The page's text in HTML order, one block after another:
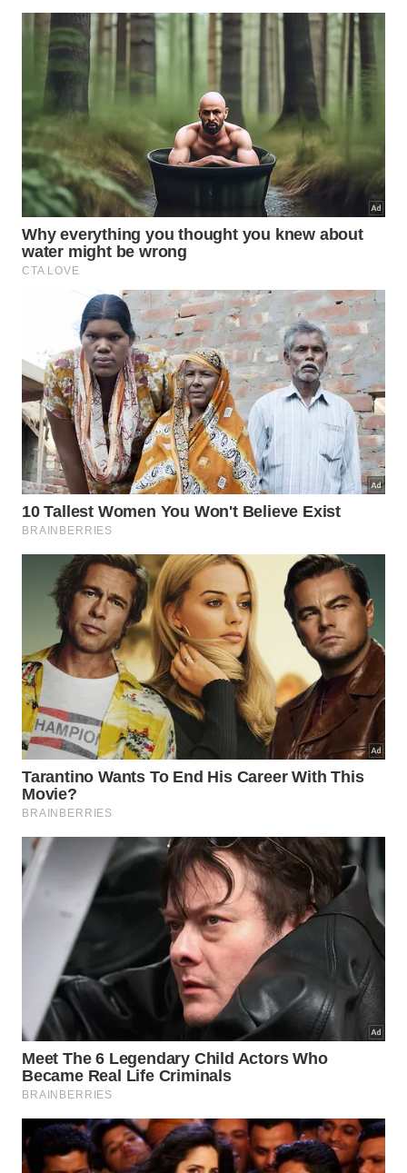
como ampliar a vida útil de diversos objetos do
cotidiano.